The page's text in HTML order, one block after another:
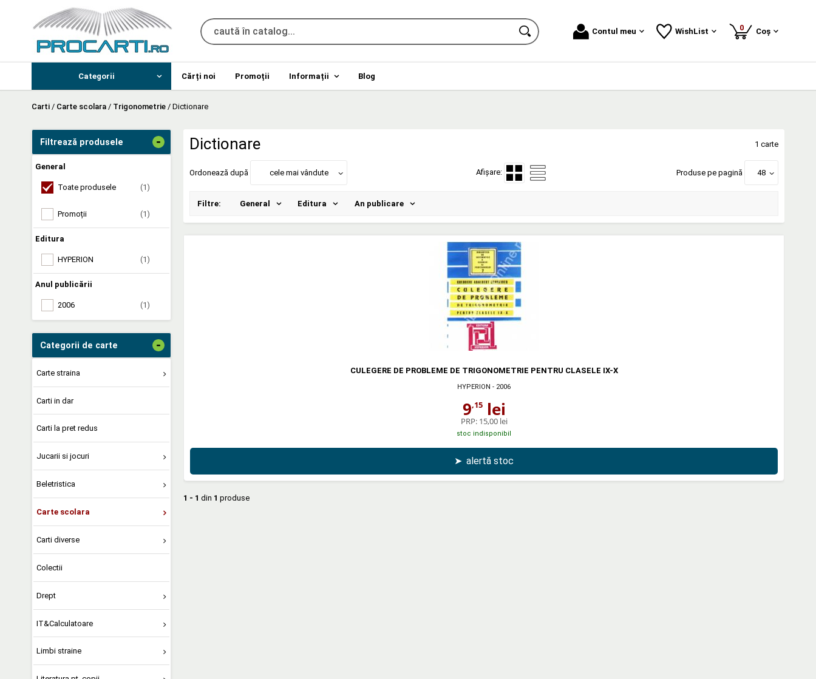
Contul meu WishList 0produse
Coș
Categorii Cărți noi Promoții Informații Blog
Carti / Carte scolara / Trigonometrie / Dictionare
Filtrează produsele -
General
Toate produsele (1)
Promoții (1)
Editura
HYPERION (1)
Anul publicării
2006 (1)
Categorii de carte -
Carte straina
Carti in dar
Carti la pret redus
Jucarii si jocuri
Beletristica
Carte scolara
Carti diverse
Colectii
Drept
IT&Calculatoare
Limbi straine
Dictionare 1 carte
Ordonează după cele mai vândute Afișare: Produse pe pagină 48
Filtre: General Editura An publicare
CULEGERE DE PROBLEME DE TRIGONOMETRIE PENTRU CLASELE IX-X
HYPERION - 2006
9,15lei
PRP: 15,00 lei
stoc indisponibil
➤ alertă stoc
1 - 1 din 1 produse